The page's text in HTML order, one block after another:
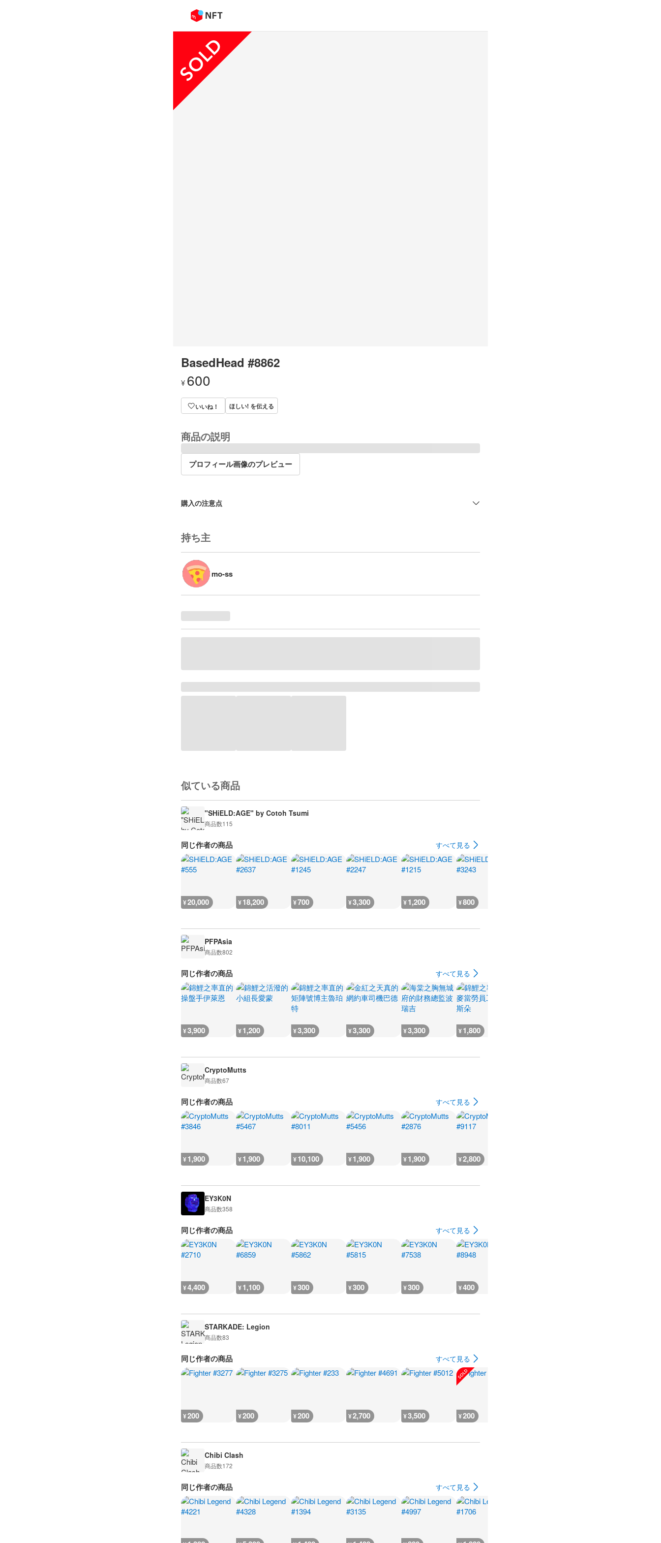
BasedHead #8862
¥ 600
いいね！ ほしい! を伝える
商品の説明
プロフィール画像のプレビュー
購入の注意点
持ち主
mo-ss
似ている商品
"SHiELD:AGE" by Cotoh Tsumi
商品数115
同じ作者の商品 すべて見る
¥20,000 ¥18,200 ¥700 ¥3,300 ¥1,200 ¥800
PFPAsia
商品数802
同じ作者の商品 すべて見る
¥3,900 ¥1,200 ¥3,300 ¥3,300 ¥3,300 ¥1,800
CryptoMutts
商品数67
同じ作者の商品 すべて見る
¥1,900 ¥1,900 ¥10,100 ¥1,900 ¥1,900 ¥2,800
EY3K0N
商品数358
同じ作者の商品 すべて見る
¥4,400 ¥1,100 ¥300 ¥300 ¥300 ¥400
STARKADE: Legion
商品数83
同じ作者の商品 すべて見る
¥200 ¥200 ¥200 ¥2,700 ¥3,500 ¥200
Chibi Clash
商品数172
同じ作者の商品 すべて見る